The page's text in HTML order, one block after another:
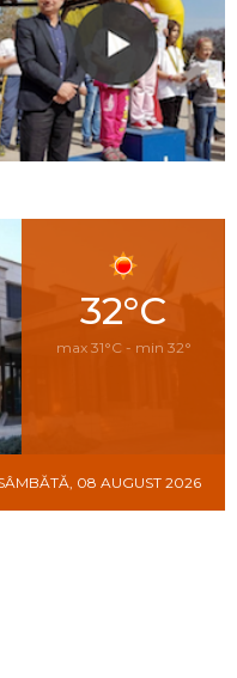
32°C
max 31°C - min 32°
08 AUGUST 2026